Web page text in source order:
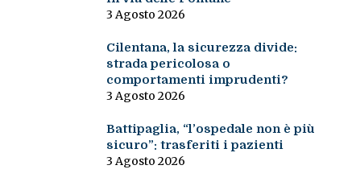
3 Agosto 2026
Cilentana, la sicurezza divide:
strada pericolosa o
comportamenti imprudenti?
3 Agosto 2026
Battipaglia, “l’ospedale non è più
sicuro”: trasferiti i pazienti
3 Agosto 2026